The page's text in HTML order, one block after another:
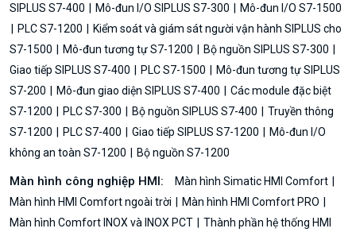
SIPLUS S7-400
Mô-đun I/O SIPLUS S7-300
Mô-đun I/O S7-1500
PLC S7-1200
Kiểm soát và giám sát người vận hành SIPLUS cho
S7-1500
Mô-đun tương tự S7-1200
Bộ nguồn SIPLUS S7-300
Giao tiếp SIPLUS S7-400
PLC S7-1500
Mô-đun tương tự SIPLUS
S7-200
Mô-đun giao diện SIPLUS S7-400
Các module đặc biệt
S7-1200
PLC S7-300 Bộ nguồn SIPLUS S7-400
Truyền thông
S7-1200
PLC S7-400 Giao tiếp SIPLUS S7-1200
Mô-đun I/O
không an toàn S7-1200
Bộ nguồn S7-1200
Màn hình công nghiệp HMI:
Màn hình Simatic HMI Comfort
Màn hình HMI Comfort ngoài trời
Màn hình HMI Comfort PRO
Màn hình Comfort INOX và INOX PCT
Thành phần hệ thống HMI